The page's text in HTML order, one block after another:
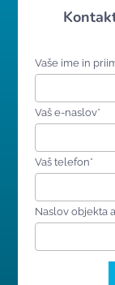
Vaše ime in
Vaš e-naslov*
Vaš telefon*
Naslov objekta